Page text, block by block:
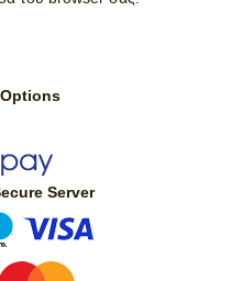
Server